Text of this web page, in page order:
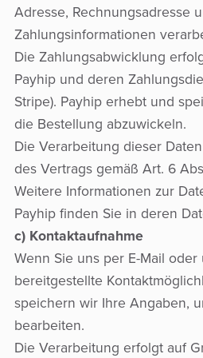
Adresse, Rechnungsadresse
Zahlungsinformationen
Die Zahlungsabwicklung
Payhip und deren
Stripe). Payhip erhebt und
die Bestellung abzuwickeln.
Die Verarbeitung dieser
des Vertrags gemäß Art. 6
Weitere Informationen zur
Payhip finden Sie in deren
c) Kontaktaufnahme
Wenn Sie uns per E-Mail
bereitgestellte
speichern wir Ihre Angaben,
bearbeiten.
Die Verarbeitung erfolgt auf